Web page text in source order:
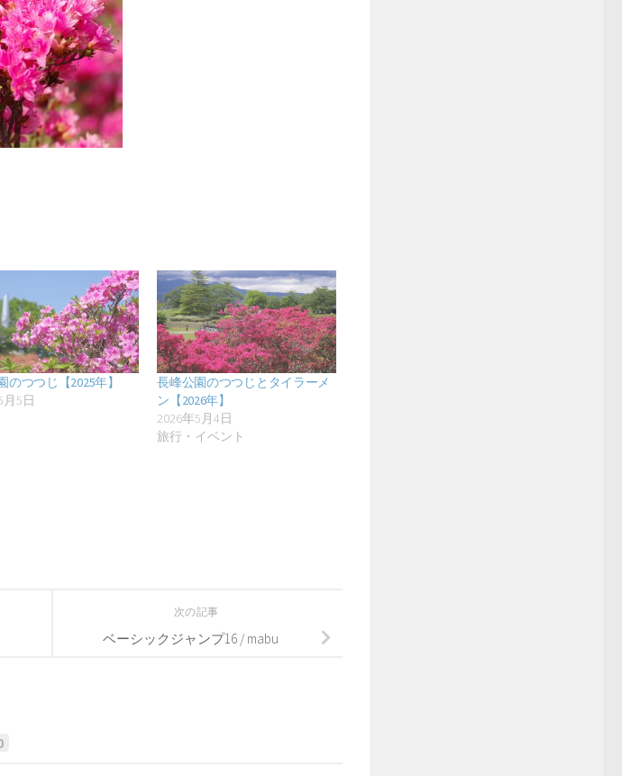
のつつじ【2025年】
月5日
長峰公園のつつじとタイラーメ
ン【2026年】
2026年5月4日
旅行・イベント
次の記事
ベーシックジャンプ16 / mabu